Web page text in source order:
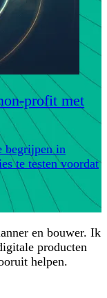
profit met
begrijpen in
te testen voordat
en bouwer. Ik
producten
helpen.